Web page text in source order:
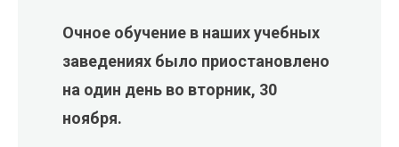
Очное обучение в наших учебных
заведениях было приостановлено
на один день во вторник, 30
ноября.